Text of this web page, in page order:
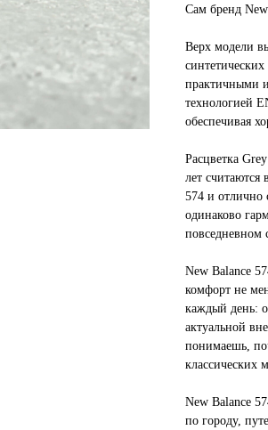
Сам бренд
Верх модели
практичными
технологией
обеспечивая
Расцветка
лет считаются
574 и отлично
одинаково
повседневном
New Balance
комфорт не
каждый день:
актуальной
понимаешь,
классических
New Balance
по городу,